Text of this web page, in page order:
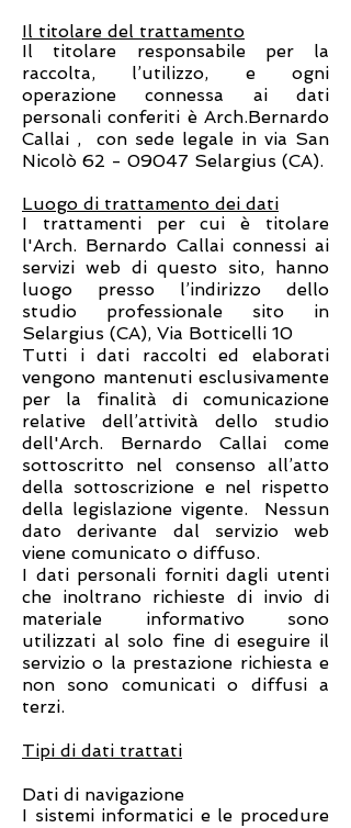
Il titolare del trattamento
Il titolare responsabile per la
raccolta, l’utilizzo, e ogni
operazione connessa ai dati
personali conferiti è Arch.Bernardo
Callai , con sede legale in via San
Nicolò 62 - 09047 Selargius (CA).
Luogo di trattamento dei dati
I trattamenti per cui è titolare
l'Arch. Bernardo Callai connessi ai
servizi web di questo sito, hanno
luogo presso l’indirizzo dello
studio professionale sito in
Selargius (CA), Via Botticelli 10
Tutti i dati raccolti ed elaborati
vengono mantenuti esclusivamente
per la finalità di comunicazione
relative dell’attività dello studio
dell'Arch. Bernardo Callai come
sottoscritto nel consenso all’atto
della sottoscrizione e nel rispetto
della legislazione vigente. Nessun
dato derivante dal servizio web
viene comunicato o diffuso.
I dati personali forniti dagli utenti
che inoltrano richieste di invio di
materiale informativo sono
utilizzati al solo fine di eseguire il
servizio o la prestazione richiesta e
non sono comunicati o diffusi a
terzi.
Tipi di dati trattati
Dati di navigazione
I sistemi informatici e le procedure